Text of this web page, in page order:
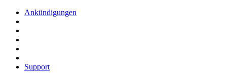
Ankündigungen
Support